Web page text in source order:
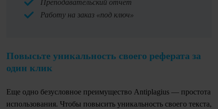
Преподавательский отчет
Работу на заказ «под ключ»
Повысьте уникальность своего реферата за
один клик
Еще одно безусловное преимущество Antiplagius — простота
использования. Чтобы повысить уникальность своего текста,